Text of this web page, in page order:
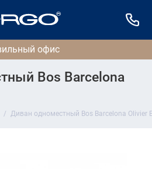
Bos Barcelona
Диван одноместный Bos Barcelona Olivier